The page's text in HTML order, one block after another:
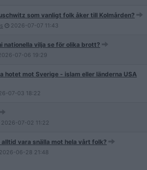
som vanligt folk åker till Kolmården?
2026-07-07 11:43
nationella vilja se för olika brott?
07-06 19:29
hotet mot Sverige - islam eller länderna USA
07-03 18:22
2026-07-02 11:22
vara snälla mot hela vårt folk?
2026-06-28 21:48